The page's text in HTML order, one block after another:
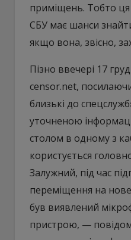
приміщень. Тобто ця
СБУ має шанси
якщо вона, звісно,
Пізно ввечері 17
censor.net,
близькі до
уточненою
столом в одному з
користується
Залужний, під час
переміщення на
був виявлений
пристрою, —